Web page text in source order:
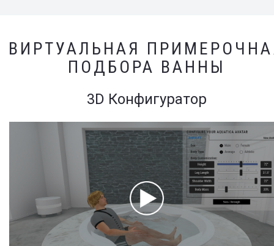
ВИРТУАЛЬНАЯ
ПОДБОРА ВАННЫ
3D Конфигуратор